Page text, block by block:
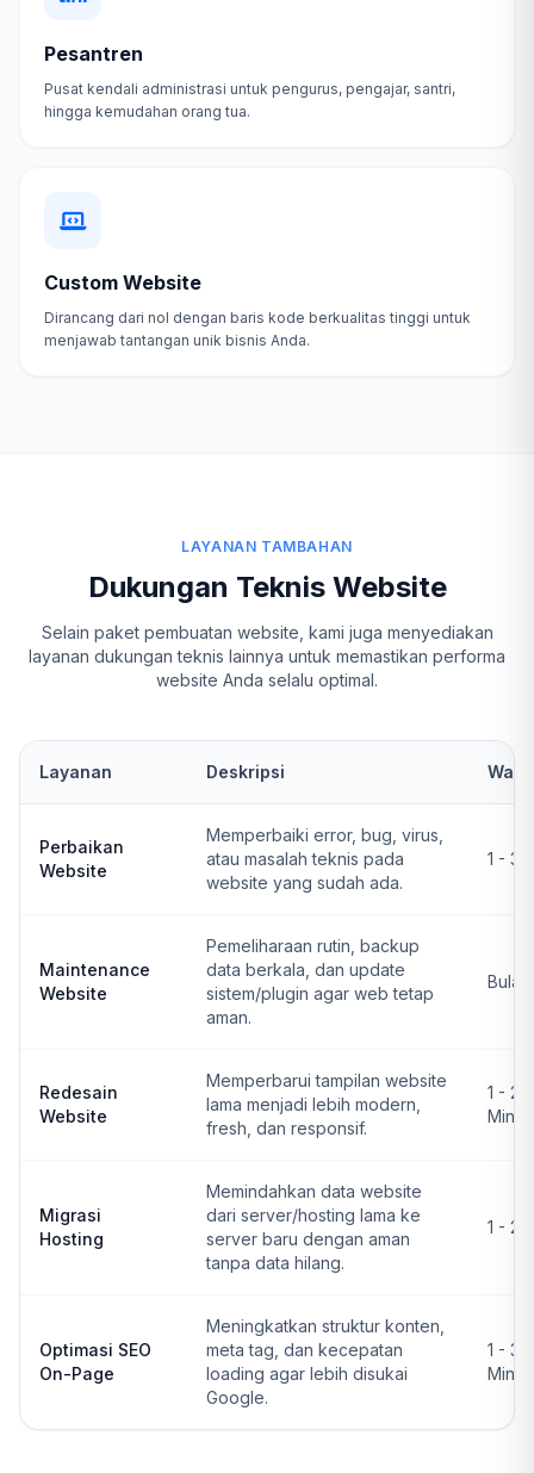
Pesantren
Pusat kendali administrasi untuk pengurus, pengajar, santri,
hingga kemudahan orang tua.
Custom Website
Dirancang dari nol dengan baris kode berkualitas tinggi untuk
menjawab tantangan unik bisnis Anda.
LAYANAN TAMBAHAN
Dukungan Teknis Website
Selain paket pembuatan website, kami juga menyediakan
layanan dukungan teknis lainnya untuk memastikan performa
website Anda selalu optimal.
Layanan Deskripsi
Perbaikan
Website
Memperbaiki error, bug, virus,
atau masalah teknis pada
website yang sudah ada.
1 - 3
Maintenance
Website
Pemeliharaan rutin, backup
data berkala, dan update
sistem/plugin agar web tetap
aman.
Redesain
Website
Memperbarui tampilan website
lama menjadi lebih modern,
fresh, dan responsif.
1 - 2
Migrasi
Hosting
Memindahkan data website
dari server/hosting lama ke
server baru dengan aman
tanpa data hilang.
1 - 2
Optimasi SEO
On-Page
Meningkatkan struktur konten,
meta tag, dan kecepatan
loading agar lebih disukai
Google.
1 - 3